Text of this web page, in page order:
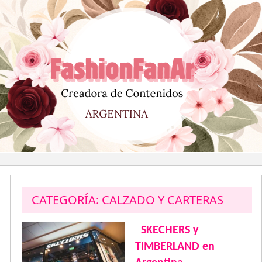
al
contenido
CATEGORÍA: CALZADO Y CARTERAS
SKECHERS y
TIMBERLAND en